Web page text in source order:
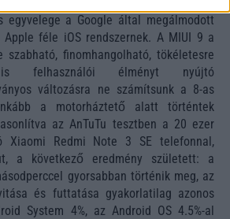
egyvelege a Google által megálmodott
féle iOS rendszernek. A MIUI 9 a
szabható, finomhangolható, tökéletesre
felhasználói élményt nyújtó
változásra ne számítsunk a 8-as
a motorháztető alatt történtek
az AnTuTu tesztben a 20 ezer
Xiaomi Redmi Note 3 SE telefonnal,
a következő eredmény született: a
gyorsabban történik meg, az
és futtatása gyakorlatilag azonos
System 4%, az Android OS 4.5%-al